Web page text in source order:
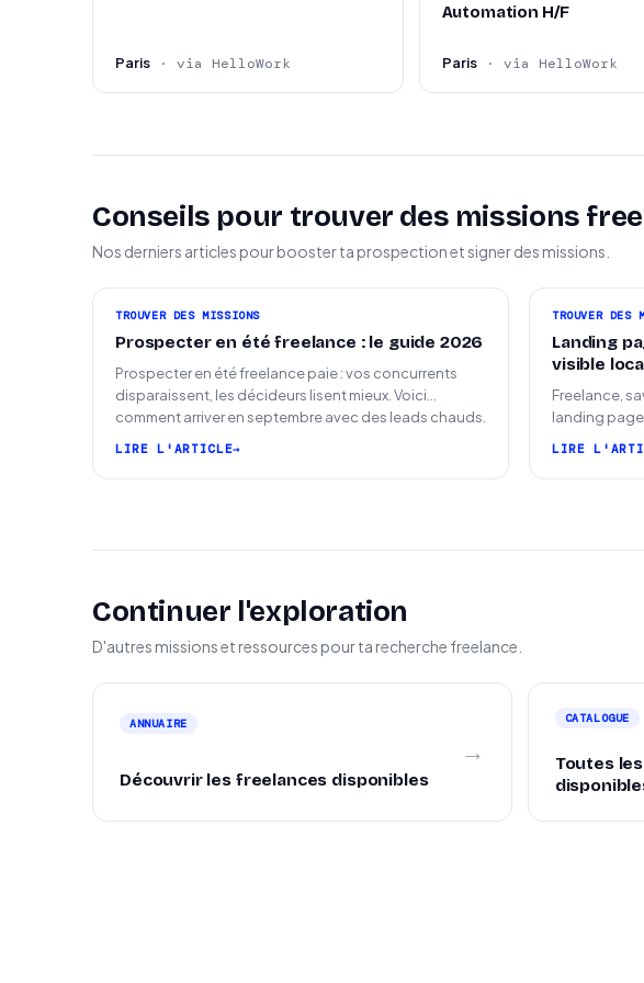
Paris · via HelloWork
Automation H/F
Paris · via HelloWork
Conseils pour trouver des missions
Nos derniers articles pour booster ta prospection et signer des missions.
TROUVER DES MISSIONS
Prospecter en été freelance : le guide 2026
Prospecter en été freelance paie : vos concurrents
disparaissent, les décideurs lisent mieux. Voici
comment arriver en septembre avec des leads chauds.
LIRE L'ARTICLE
TROUVER DES
Landing
visible
Freelance,
landing page
LIRE
Continuer l'exploration
D'autres missions et ressources pour ta recherche freelance.
ANNUAIRE
Découvrir les freelances disponibles
→
CATALOGUE
Toutes